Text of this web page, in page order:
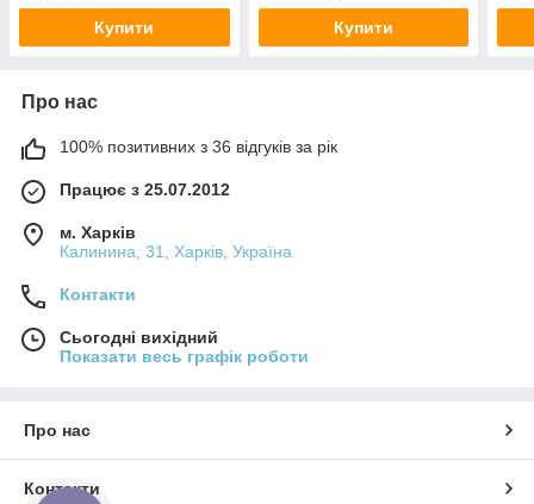
Купити Купити
Про нас
100% позитивних з 36 відгуків за рік
Працює з 25.07.2012
м. Харків
Калинина, 31, Харків, Україна
Контакти
Сьогодні вихідний
Показати весь графік роботи
Про нас
Контакти